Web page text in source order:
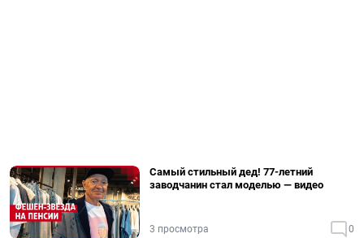
Самый стильный дед! 77-летний
заводчанин стал моделью — видео
3 просмотра 0